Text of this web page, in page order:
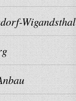
Wigandsthal